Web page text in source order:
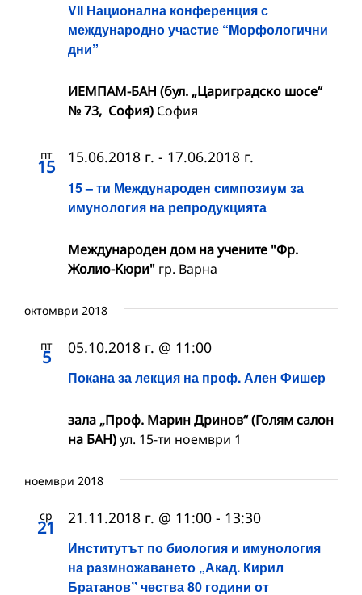
VII Национална конференция с
международно участие “Mорфологични
дни”
ИЕМПАМ-БАН (бул. „Цариградско шосе“
№ 73, София) София
пт
15
15 – ти Международен симпозиум за
имунология на репродукцията
15.06.2018 г. - 17.06.2018 г.
Международен дом на учените "Фр.
Жолио-Кюри" гр. Варна
октомври 2018
пт
5
Покана за лекция на проф. Ален Фишер
05.10.2018 г. @ 11:00
зала „Проф. Марин Дринов“ (Голям салон
на БАН)ул. 15-ти ноември 1
ноември 2018
ср
21
Институтът по биология и имунология
на размножаването „Акад. Кирил
Братанов” чества 80 години от
21.11.2018 г. @ 11:00 - 13:30